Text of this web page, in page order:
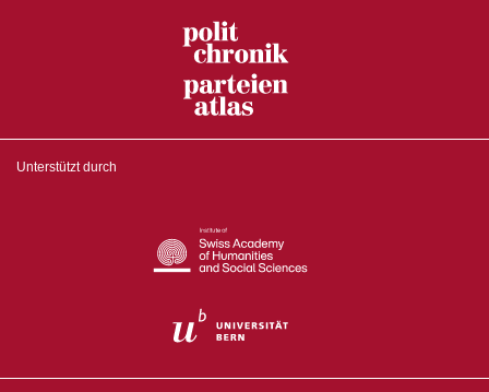
Unterstützt durch